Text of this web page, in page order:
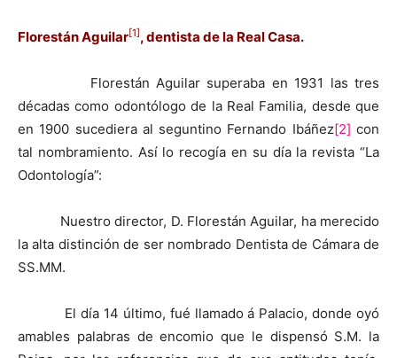
Florestán Aguilar[1] , dentista de la Real Casa.
Florestán Aguilar superaba en 1931 las tres
décadas como odontólogo de la Real Familia, desde que
en 1900 sucediera al seguntino Fernando Ibáñez[2] con
tal nombramiento. Así lo recogía en su día la revista “La
Odontología”:
Nuestro director, D. Florestán Aguilar, ha merecido
la alta distinción de ser nombrado Dentista de Cámara de
SS.MM.
El día 14 último, fué llamado á Palacio, donde oyó
amables palabras de encomio que le dispensó S.M. la